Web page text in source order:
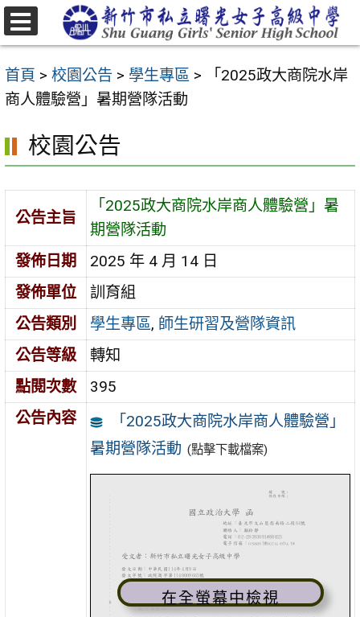
跳
至
要
內
區
首頁 > 校園公告 > 學生專區 >
「2025政大商院水岸
商人體驗營」暑期營隊活動
校園公告
公告主旨
「2025政大商院水岸商人體驗營」暑
期營隊活動
發佈日期
2025 年 4 月 14 日
發佈單位
訓育組
公告類別
學生專區, 師生研習及營隊資訊
公告等級
轉知
點閱次數
395
公告內容
「2025政大商院水岸商人體驗營」
暑期營隊活動 (點擊下載檔案)
在全螢幕中檢視
選
單